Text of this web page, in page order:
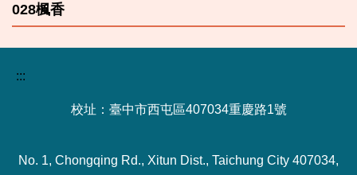
028楓香
:::
校址：臺中市西屯區407034重慶路1號
No. 1, Chongqing Rd., Xitun Dist., Taichung City 407034,